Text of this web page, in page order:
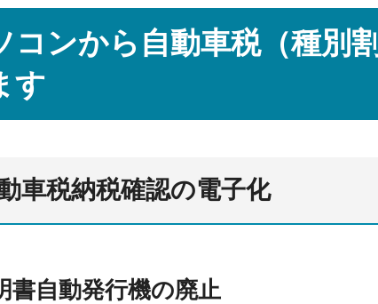
コンから自動車税（種別
す
車税納税確認の電子化
書自動発行機の廃止